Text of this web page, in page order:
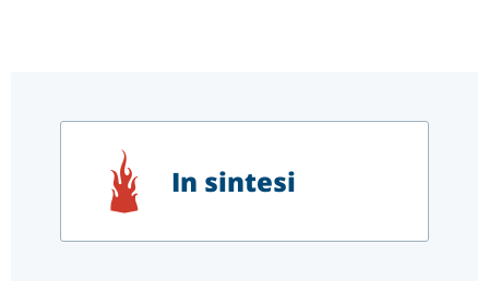
In sintesi